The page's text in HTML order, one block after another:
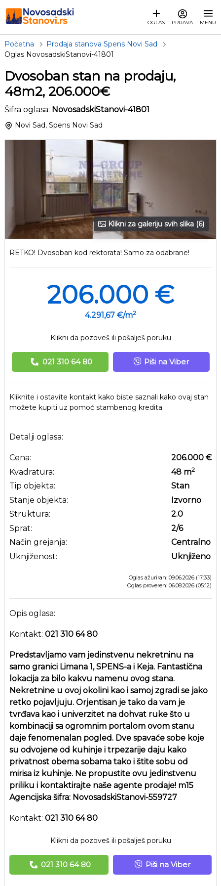
OGLAS PRIJAVA MENU
Početna
Prodaja stanova Spens Novi Sad
Oglas NovosadskiStanovi-41801
Dvosoban stan na prodaju,
48m2, 206.000€
Šifra oglasa: NovosadskiStanovi-41801
Novi Sad, Spens Novi Sad
Klikni za galeriju svih slika (6)
RETKO! Dvosoban kod rektorata! Samo za odabrane!
206.000 €
4.291,67 €/m2
Klikni da pozoveš ili pošalješ poruku
021 310 64 80 Piši na Viber
Kliknite i ostavite kontakt kako biste saznali kako ovaj stan
možete kupiti uz pomoć stambenog kredita:
Detalji oglasa:
Cena:
Kvadratura:
Tip objekta:
Stanje objekta:
Struktura:
Sprat:
Način grejanja:
Uknjiženost:
206.000 €
48 m2
Stan
Izvorno
2.0
2/6
Centralno
Uknjiženo
Oglas ažuriran: 09.06.2026 (17:33)
Oglas proveren: 06.08.2026 (05:12)
Opis oglasa:
Kontakt: 021 310 64 80
Predstavljamo vam jedinstvenu nekretninu na
samo granici Limana 1, SPENS-a i Keja. Fantastična
lokacija za bilo kakvu namenu ovog stana.
Nekretnine u ovoj okolini kao i samoj zgradi se jako
retko pojavljuju. Orjentisan je tako da vam je
tvrđava kao i univerzitet na dohvat ruke što u
kombinaciji sa ogromnim portalom ovom stanu
daje fenomenalan pogled. Dve spavaće sobe koje
su odvojene od kuhinje i trpezarije daju kako
privatnost obema sobama tako i štite sobu od
mirisa iz kuhinje. Ne propustite ovu jedinstvenu
priliku i kontaktirajte naše agente prodaje! m15
Agencijska šifra: NovosadskiStanovi-559727
Kontakt: 021 310 64 80
Klikni da pozoveš ili pošalješ poruku
021 310 64 80 Piši na Viber